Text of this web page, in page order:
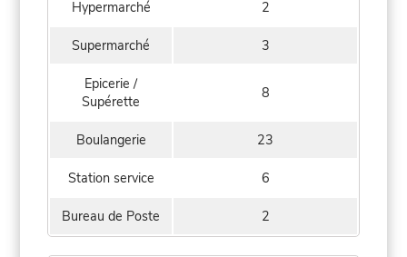
Hypermarché 2
Supermarché 3
Epicerie /
Supérette
8
Boulangerie 23
Station service 6
Bureau de Poste 2